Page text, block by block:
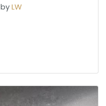
byLW